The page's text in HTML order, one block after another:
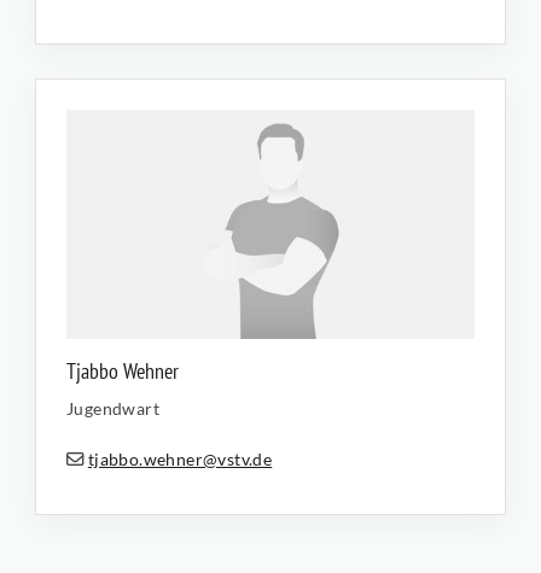
Tjabbo Wehner
Jugendwart
tjabbo.wehner@vstv.de